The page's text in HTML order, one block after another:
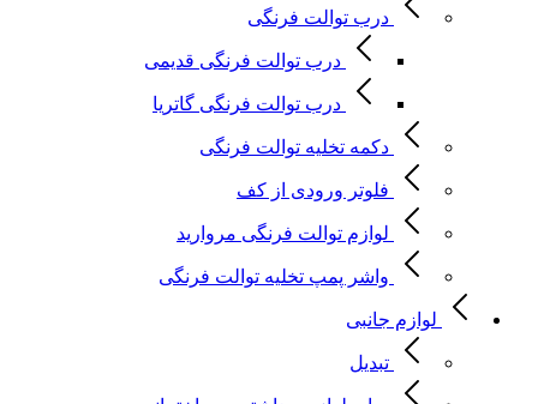
درب توالت فرنگی
درب توالت فرنگی قدیمی
درب توالت فرنگی گاتریا
دکمه تخلیه توالت فرنگی
فلوتر ورودی از کف
لوازم توالت فرنگی مروارید
واشر پمپ تخلیه توالت فرنگی
لوازم جانبی
تبدیل